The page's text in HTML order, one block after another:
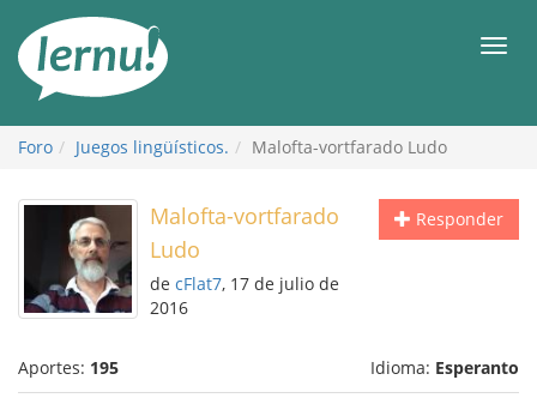
Foro Juegos lingüísticos. Malofta-vortfarado Ludo
Responder
Malofta-vortfarado
Ludo
de cFlat7, 17 de julio de
2016
Aportes: 195 Idioma: Esperanto